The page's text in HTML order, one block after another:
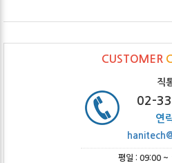
CUSTOMER
직
02-
연
평일 : 09:00 ~